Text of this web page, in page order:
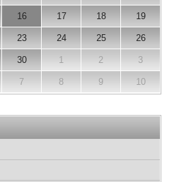
16 17 18 19
23 24 25 26
30 1 2 3
7 8 9 10